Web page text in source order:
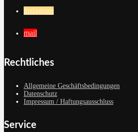
instagram
mail
Rechtliches
Allgemeine Geschäftsbedingungen
Datenschutz
Impressum / Haftungsausschluss
Service